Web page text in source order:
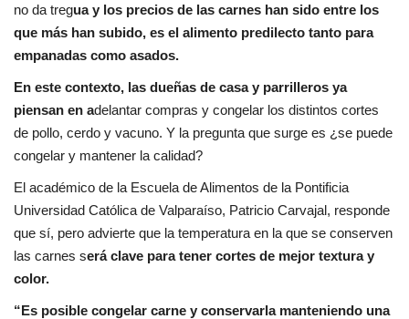
no da tregua y los precios de las carnes han sido entre los
que más han subido, es el alimento predilecto tanto para
empanadas como asados.
En este contexto, las dueñas de casa y parrilleros ya
piensan en adelantar compras y congelar los distintos cortes
de pollo, cerdo y vacuno. Y la pregunta que surge es ¿se puede
congelar y mantener la calidad?
El académico de la Escuela de Alimentos de la Pontificia
Universidad Católica de Valparaíso, Patricio Carvajal, responde
que sí, pero advierte que la temperatura en la que se conserven
las carnes será clave para tener cortes de mejor textura y
color.
“Es posible congelar carne y conservarla manteniendo una